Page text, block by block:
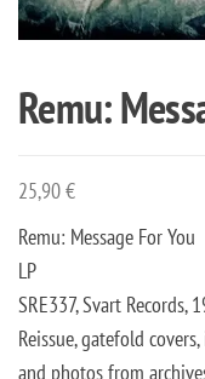
Remu:
25,90€
Remu: Message For You
LP
SRE337, Svart Records,
Reissue, gatefold
and photos from